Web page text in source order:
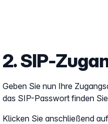
2. SIP-
Geben Sie nun Ihre
das SIP-Passwort finden
Klicken Sie anschließend